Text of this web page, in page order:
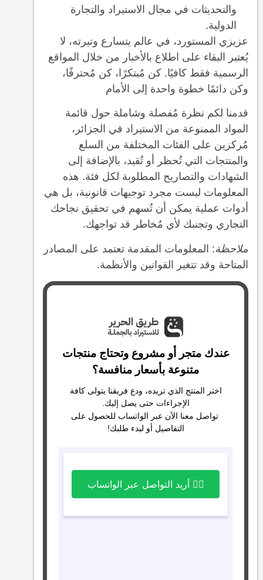
والتحديثات في مجال الاستيراد والتجارة
الدولية.
عزيزي المستورد، في عالم يتسارع وتيرته، لا
يُعتبر البقاء على اطلاع بالأخبار من خلال المواقع
الرسمية فقط كافيًا. كن مُبتكرًا، كن مُحترفًا،
وكن دائمًا خطوة واحدة إلى الأمام
قدمنا لكم نظرة مُفصلة وشاملة حول قائمة
المواد الممنوعة من الاستيراد في الجزائر،
مُركزين على الفئات المختلفة من السلع
والمنتجات التي تُحظر أو تُقيد، بالإضافة إلى
الشهادات والتصاريح المطلوبة لكل فئة. هذه
المعلومات ليست مجرد توجيهات قانونية، بل هي
أدوات عملية يمكن أن تُسهم في تحقيق نجاحك
التجاري وتجنبك لأي مُخاطر قد تواجهك.
ملاحظة: المعلومات المقدمة تعتمد على المصادر
المتاحة وقد تتغير القوانين والأنظمة.
عندك متجر أو مشروع وتحتاج منتجات
متنوعة بأسعار منافسة؟
اختر المنتج الذي تريده، ودع فريقنا يتولى كافة
الإجراءات حتى يصل إليك.
تواصل معنا الآن عبر الواتساب للحصول على
التفاصيل أو لبدء طلبك!